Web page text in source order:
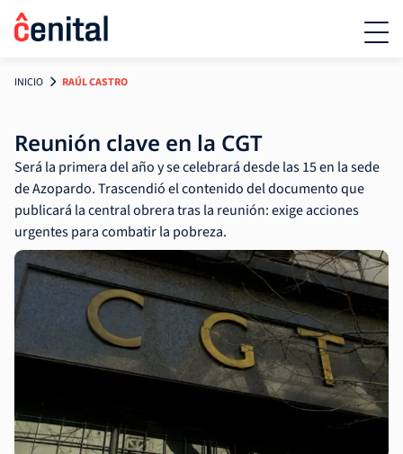
INICIO RAÚL CASTRO
Reunión clave en la CGT
Será la primera del año y se celebrará desde las 15 en la sede
de Azopardo. Trascendió el contenido del documento que
publicará la central obrera tras la reunión: exige acciones
urgentes para combatir la pobreza.